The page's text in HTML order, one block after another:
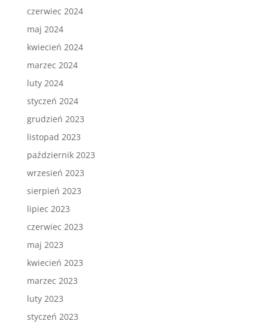
czerwiec 2024
maj 2024
kwiecień 2024
marzec 2024
luty 2024
styczeń 2024
grudzień 2023
listopad 2023
październik 2023
wrzesień 2023
sierpień 2023
lipiec 2023
czerwiec 2023
maj 2023
kwiecień 2023
marzec 2023
luty 2023
styczeń 2023